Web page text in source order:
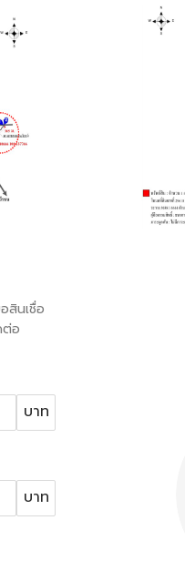
สินเชื่อ
ต่อ
บาท
บาท